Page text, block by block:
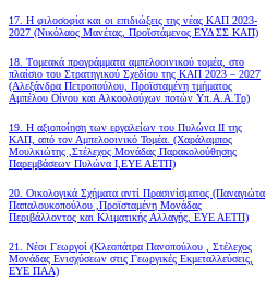
17. Η φιλοσοφία και οι επιδιώξεις της νέας ΚΑΠ 2023-
2027 (Νικόλαος Μανέτας, Προϊστάμενος ΕΥΔ ΣΣ ΚΑΠ)
18. Tομεακά προγράμματα αμπελοοινικού τομέα, στο
πλαίσιο του Στρατηγικού Σχεδίου της ΚΑΠ 2023 – 2027
(Αλεξάνδρα Πετροπούλου, Προϊσταμένη τμήματος
Αμπέλου Οίνου και Αλκοολούχων ποτών Υπ.Α.Α.Τρ)
19. Η αξιοποίηση των εργαλείων του Πυλώνα ΙΙ της
ΚΑΠ, από τον Αμπελοοινικό Τομέα. (Χαράλαμπος
Μουλκιώτης ,Στέλεχος Μονάδας Παρακολούθησης
Παρεμβάσεων Πυλώνα Ι,ΕΥΕ ΑΕΤΠ)
20. Οικολογικά Σχήματα αντί Πρασινίσματος (Παναγιώτα
Παπαλουκοπούλου ,Προϊσταμένη Μονάδας
Περιβάλλοντος και Κλιματικής Αλλαγής, ΕΥΕ ΑΕΤΠ)
21. Νέοι Γεωργοί (Κλεοπάτρα Πανοπούλου , Στέλεχος
Μονάδας Ενισχύσεων στις Γεωργικές Εκμεταλλεύσεις,
ΕΥΕ ΠΑΑ)